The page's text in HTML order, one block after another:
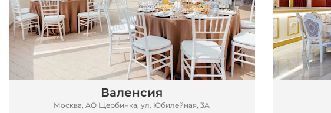
Валенсия
Москва, АО Щербинка, ул. Юбилейная, 3А